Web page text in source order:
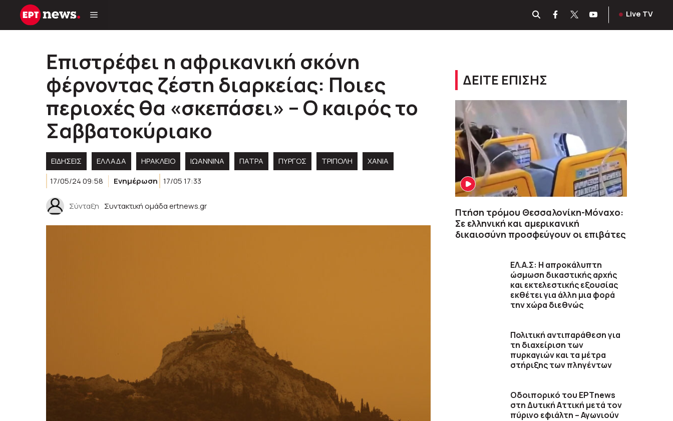
Μετάβαση
Live TV
Επιστρέφει η αφρικανική σκόνη
φέρνοντας ζέστη διαρκείας: Ποιες
περιοχές θα «σκεπάσει» – Ο καιρός το
Σαββατοκύριακο
ΕΙΔΗΣΕΙΣ ΕΛΛΑΔΑ ΗΡΑΚΛΕΙΟ ΙΩΑΝΝΙΝΑ ΠΑΤΡΑ ΠΥΡΓΟΣ ΤΡΙΠΟΛΗ
ΧΑΝΙΑ
17/05/24 09:58
Ενημέρωση 17/05 17:33
Σύνταξη Συντακτική ομάδα ertnews.gr
ΔΕΙΤΕ ΕΠΙΣΗΣ
Πτήση τρόμου Θεσσαλονίκη-Μόναχο:
Σε ελληνική και αμερικανική
δικαιοσύνη προσφεύγουν οι επιβάτες
ΕΛ.Α.Σ: Η απροκάλυπτη
ώσμωση δικαστικής αρχής
και εκτελεστικής εξουσίας
εκθέτει για άλλη μια φορά
την χώρα διεθνώς
Πολιτική αντιπαράθεση για
τη διαχείριση των
πυρκαγιών και τα μέτρα
στήριξης των πληγέντων
Οδοιπορικό του ΕΡΤnews
στη Δυτική Αττική μετά τον
πύρινο εφιάλτη – Αγωνιούν